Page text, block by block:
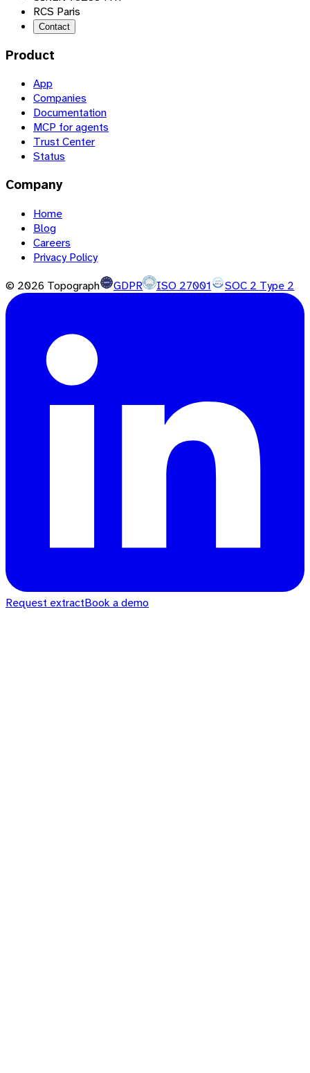
RCS Paris
Contact
Product
App
Companies
Documentation
MCP for agents
Trust Center
Status
Company
Home
Blog
Careers
Privacy Policy
© 2026 Topograph GDPR ISO 27001 SOC 2 Type 2
Request extractBook a demo